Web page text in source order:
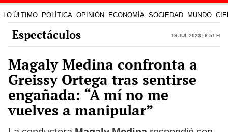
LO ÚLTIMO POLÍTICA OPINIÓN ECONOMÍA SOCIEDAD MUNDO
Espectáculos 19 Jul 2023 | 8:51 h
Magaly Medina confronta a
Greissy Ortega tras sentirse
engañada: “A mí no me
vuelves a manipular”